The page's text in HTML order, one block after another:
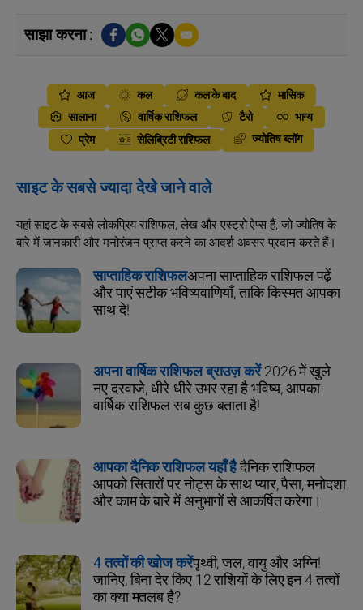
साझा करना :
आज कल कल के बाद
मासिक
सालाना
वार्षिक राशिफल टैरो
भाग्य
प्रेम
सेलिब्रिटी राशिफल ज्योतिष ब्लॉग
साइट के सबसे ज्यादा देखे जाने वाले
यहां साइट के सबसे लोकप्रिय राशिफल, लेख और एस्ट्रो ऐप्स हैं, जो ज्योतिष के
बारे में जानकारी और मनोरंजन प्राप्त करने का आदर्श अवसर प्रदान करते हैं।
साप्ताहिक राशिफलअपना साप्ताहिक राशिफल पढ़ें
और पाएं सटीक भविष्यवाणियाँ, ताकि किस्मत आपका
साथ दे!
अपना वार्षिक राशिफल ब्राउज़ करें2026 में खुले
नए दरवाजे, धीरे-धीरे उभर रहा है भविष्य, आपका
वार्षिक राशिफल सब कुछ बताता है!
आपका दैनिक राशिफल यहाँ हैदैनिक राशिफल
आपको सितारों पर नोट्स के साथ प्यार, पैसा, मनोदशा
और काम के बारे में अनुभागों से आकर्षित करेगा।
4 तत्वों की खोज करेंपृथ्वी, जल, वायु और अग्नि!
जानिए, बिना देर किए 12 राशियों के लिए इन 4 तत्वों
का क्या मतलब है?